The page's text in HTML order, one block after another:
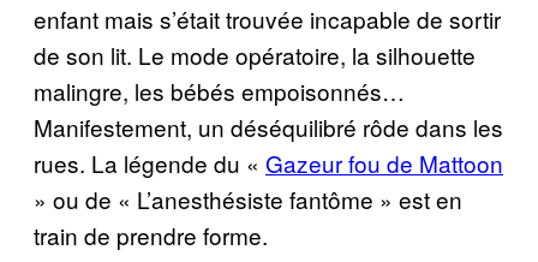
enfant mais s’était trouvée incapable de sortir
de son lit. Le mode opératoire, la silhouette
malingre, les bébés empoisonnés…
Manifestement, un déséquilibré rôde dans les
rues. La légende du « Gazeur fou de Mattoon
» ou de « L’anesthésiste fantôme » est en
train de prendre forme.